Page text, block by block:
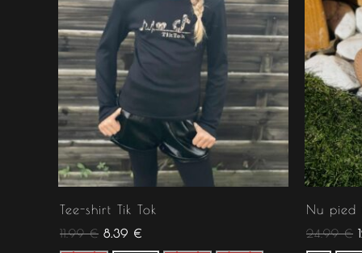
Tee-shirt Tik Tok
11.99€ 8.39 €
Nu pied
24.99€